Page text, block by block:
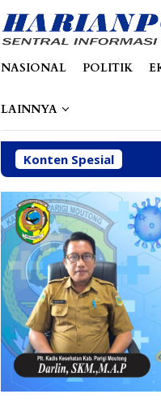
NASIONAL POLITIK
LAINNYA
Konten Spesial